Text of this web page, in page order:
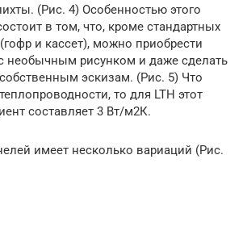
(Рис. 4) Особенностью этого
в том, что, кроме стандартных
и кассет), можно приобрести
необычным рисунком и даже сделать
эскизам. (Рис. 5) Что
то для LTH этот
составляет 3 Вт/м2К.
имеет несколько вариаций (Рис.